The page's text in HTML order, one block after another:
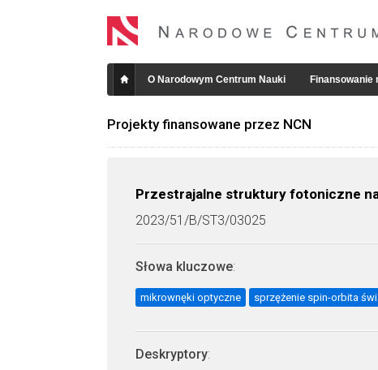
O Narodowym Centrum Nauki Finansowanie
Projekty finansowane przez NCN
Przestrajalne struktury fotoniczne
2023/51/B/ST3/03025
Słowa kluczowe:
mikrownęki optyczne sprzężenie spin-orbita
Deskryptory: